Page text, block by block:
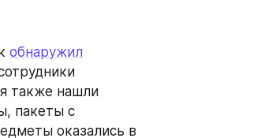
обнаружил
также нашли
пакеты с
оказались в